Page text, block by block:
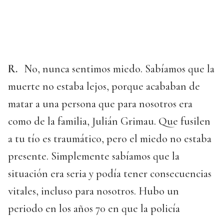
R. No, nunca sentimos miedo. Sabíamos que la
muerte no estaba lejos, porque acababan de
matar a una persona que para nosotros era
como de la familia, Julián Grimau. Que fusilen
a tu tío es traumático, pero el miedo no estaba
presente. Simplemente sabíamos que la
situación era seria y podía tener consecuencias
vitales, incluso para nosotros. Hubo un
periodo en los años 70 en que la policía